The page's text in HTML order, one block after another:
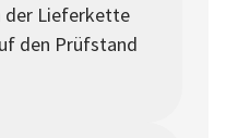
der Lieferkette
den Prüfstand